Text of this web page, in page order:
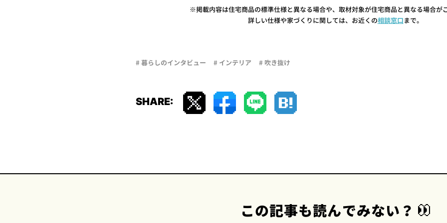
※掲載内容は住宅商品の標準仕様と異なる場合や、取材対象が住宅商品と異なる場合が
詳しい仕様や家づくりに関しては、お近くの相談窓口まで。
# 暮らしのインタビュー # インテリア # 吹き抜け
SHARE:
この記事も読んでみない？